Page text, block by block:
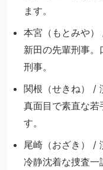
ます。
本宮（もとみや
新田の先輩刑事
刑事。
関根（せきね） /
真面目で素直な若
す。
尾崎（おざき） /
冷静沈着な捜査一